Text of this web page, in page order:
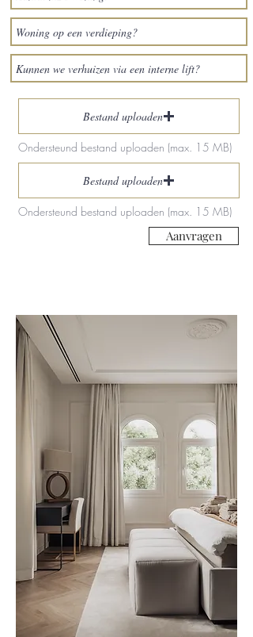
Bestand uploaden
Ondersteund bestand uploaden (max. 15 MB)
Bestand uploaden
Ondersteund bestand uploaden (max. 15 MB)
Aanvragen